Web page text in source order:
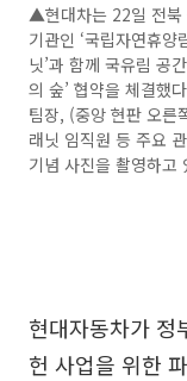
▲현대차는 22일 전북
기관인 ‘국립자연휴양
닛’과 함께 국유림 공
의 숲’ 협약을 체결했
팀장, (중앙 현판 오른
래닛 임직원 등 주요
기념 사진을 촬영하고
현대자동차가 정
헌 사업을 위한